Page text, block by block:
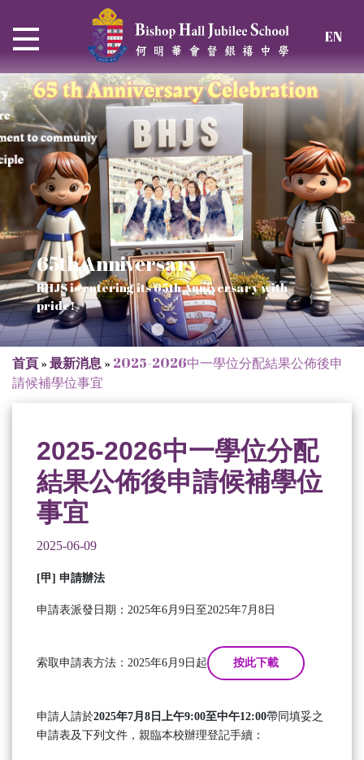
EN
Thrive and Shine in HKDSE
2026
65th Anniversary
BHJS is entering its 65th Anniversary with
pride!
Verse of July
SOLAR POWER PROJECT
Our Mission to a sustainable future
CHRISTIAN EDUCATION
We rejoice in the knowledge of God's truth
首頁»最新消息» 2025-2026中一學位分配結果公佈後申
請候補學位事宜
2025-2026中一學位分配
結果公佈後申請候補學位
事宜
2025-06-09
[甲] 申請辦法
申請表派發日期：2025年6月9日至2025年7月8日
索取申請表方法：2025年6月9日起 按此下載
申請人請於2025年7月8日上午9:00至中午12:00帶同填妥之
申請表及下列文件，親臨本校辦理登記手續：